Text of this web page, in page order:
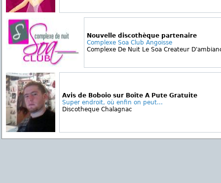
Nouvelle discothèque partenaire
Complexe Soa Club Angoisse
Complexe De Nuit Le Soa Createur
Avis de Boboio sur Boîte A Pute Gratuite
Super endroit, où enfin on peut...
Discotheque Chalagnac